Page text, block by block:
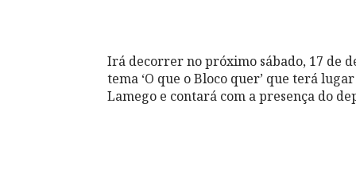
Irá decorrer no próximo sábado, 17 de
tema ‘O que o Bloco quer’ que terá
Lamego e contará com a presença do